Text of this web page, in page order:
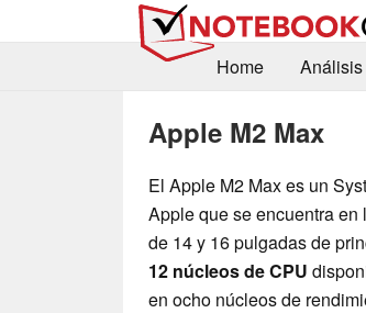
Home
Análisis
Apple M2 Max
El Apple M2 Max es un
Apple que se encuentra
de 14 y 16 pulgadas de
12 núcleos de CPU
en ocho núcleos de